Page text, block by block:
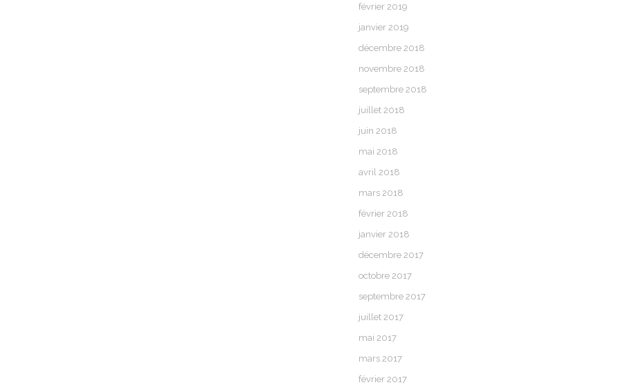
février 2019
janvier 2019
décembre 2018
novembre 2018
septembre 2018
juillet 2018
juin 2018
mai 2018
avril 2018
mars 2018
février 2018
janvier 2018
décembre 2017
octobre 2017
septembre 2017
juillet 2017
mai 2017
mars 2017
février 2017